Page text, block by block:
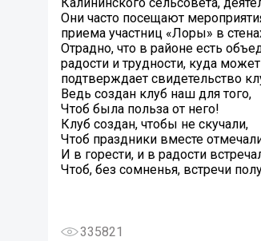
Они часто посещают
приема участниц «Лоры» в
Отрадно, что в районе есть
радости и трудности, куда
подтверждает свидетельство
Ведь создан клуб наш для того,
Чтоб была польза от него!
Клуб создан, чтобы не скучали,
Чтоб праздники вместе
И в горести, и в радости
Чтоб, без сомненья, встречи
335821